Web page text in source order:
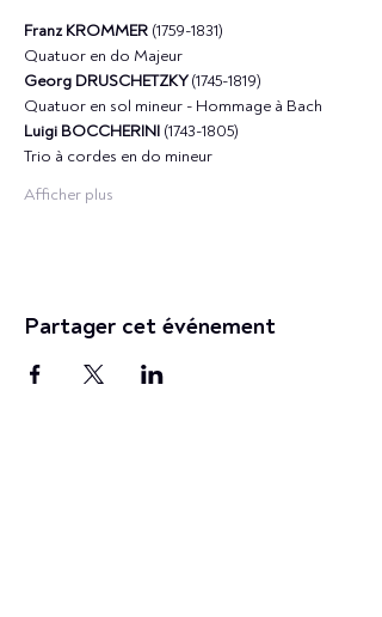
Franz KROMMER (1759-1831)
Quatuor en do Majeur
Georg DRUSCHETZKY (1745-1819)
Quatuor en sol mineur - Hommage à Bach
Luigi BOCCHERINI (1743-1805)
Trio à cordes en do mineur
Afficher plus
Partager cet événement